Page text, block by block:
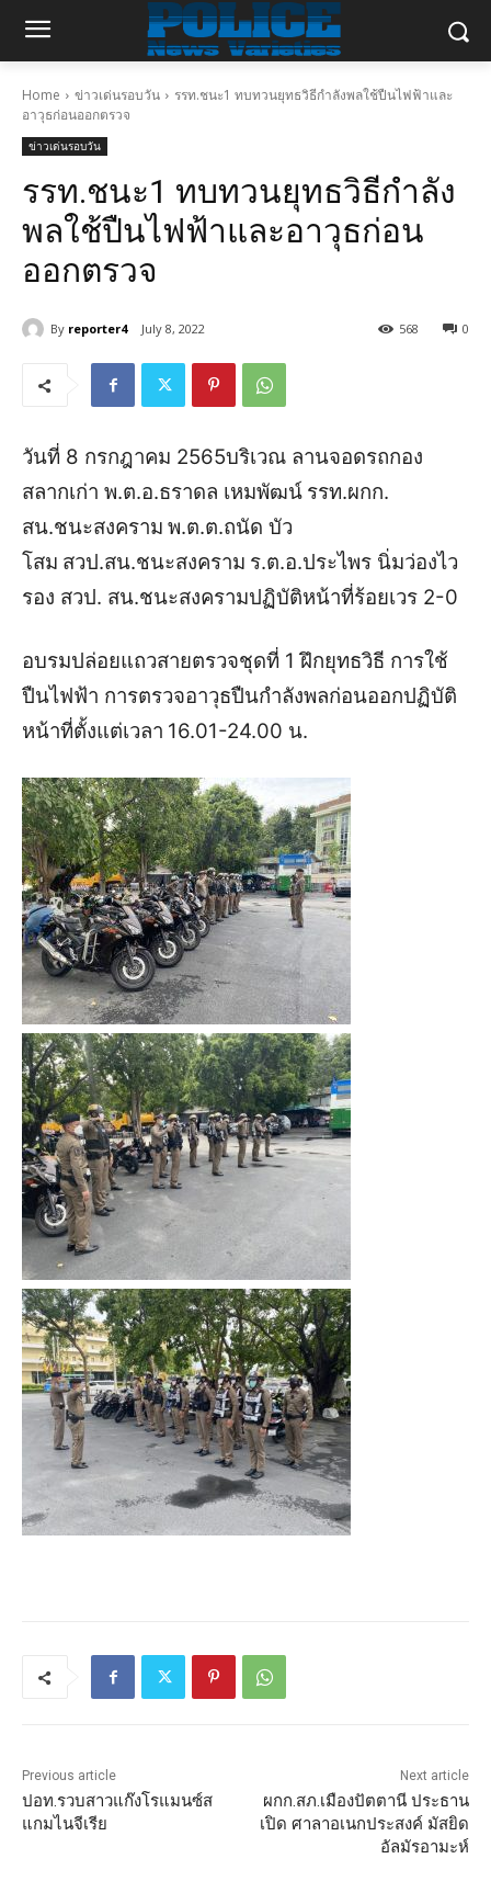
Home ข่าวเด่นรอบวัน
รรท.ชนะ1 ทบทวนยุทธวิธีกำลังพลใช้ปืนไฟฟ้าและ
อาวุธก่อนออกตรวจ
ข่าวเด่นรอบวัน
รรท.ชนะ1 ทบทวนยุทธวิธีกำลัง
พลใช้ปืนไฟฟ้าและอาวุธก่อน
ออกตรวจ
By reporter4 July 8, 2022 0
568
วันที่ 8 กรกฎาคม 2565บริเวณ ลานจอดรถกอง
สลากเก่า พ.ต.อ.ธราดล เหมพัฒน์ รรท.ผกก.
สน.ชนะสงคราม พ.ต.ต.ถนัด บัว
โสม สวป.สน.ชนะสงคราม ร.ต.อ.ประไพร นิ่มว่องไว
รอง สวป. สน.ชนะสงครามปฏิบัติหน้าที่ร้อยเวร 2-0
อบรมปล่อยแถวสายตรวจชุดที่ 1 ฝึกยุทธวิธี การใช้
ปืนไฟฟ้า การตรวจอาวุธปืนกำลังพลก่อนออกปฏิบัติ
หน้าที่ตั้งแต่เวลา 16.01-24.00 น.
Previous article
ปอท.รวบสาวแก๊งโรแมนซ์ส
แกมไนจีเรีย
Next article
ผกก.สภ.เมืองปัตตานี ประธาน
เปิด ศาลาอเนกประสงค์ มัสยิด
อัลมัรอามะห์